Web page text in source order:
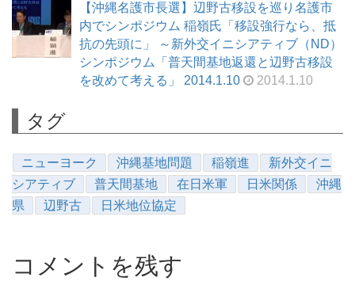
【沖縄名護市長選】辺野古移設を巡り名護市
内でシンポジウム 稲嶺氏「移設強行なら、抵
抗の先頭に」 ～新外交イニシアティブ（ND）
シンポジウム「普天間基地返還と辺野古移設
を改めて考える」 2014.1.10
2014.1.10
タグ
ニューヨーク 沖縄基地問題 稲嶺進
新外交イニ
シアティブ
普天間基地 在日米軍 日米関係
沖縄
県
辺野古 日米地位協定
コメントを残す